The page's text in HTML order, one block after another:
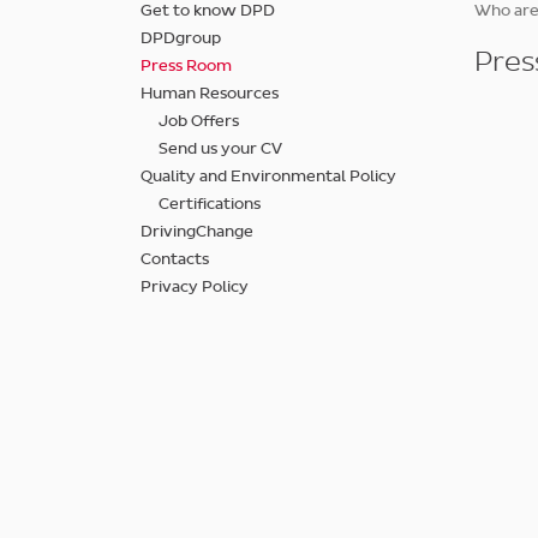
Get to know DPD
DPDgroup
Press Room
Human Resources
Job Offers
Send us your CV
Quality and Environmental Policy
Certifications
DrivingChange
Contacts
Privacy Policy
Who